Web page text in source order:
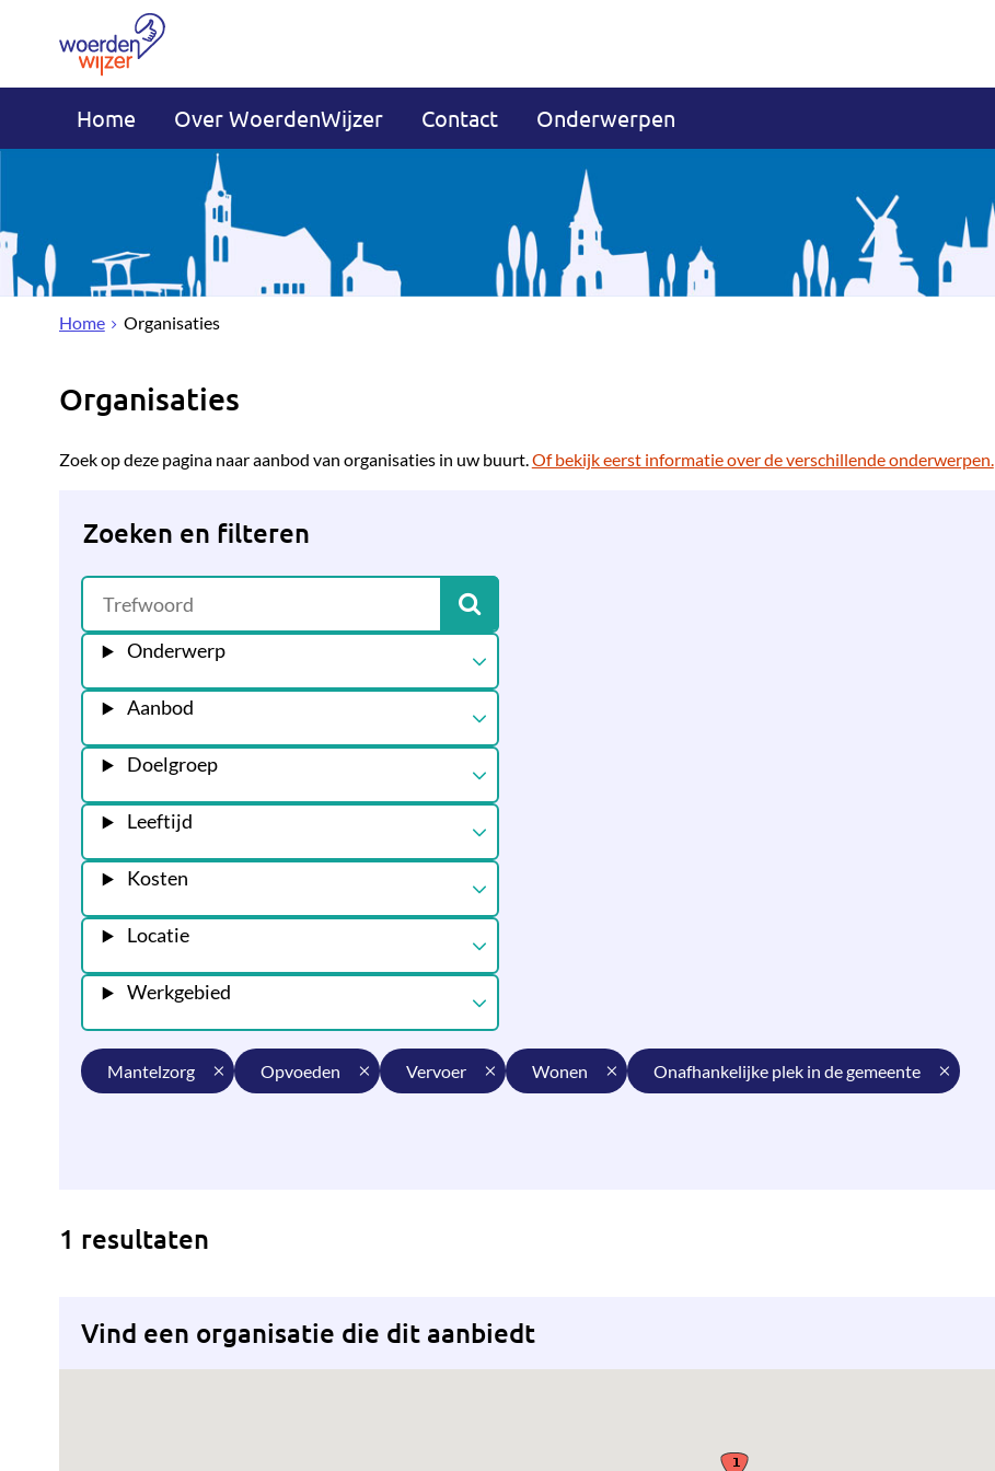
Home Over WoerdenWijzer Contact Onderwerpen
Home Organisaties
Organisaties
Zoek op deze pagina naar aanbod van organisaties in uw buurt.Of bekijk eerst informatie over de verschillende onderwerpen.
Zoeken en filteren
Onderwerp
Aanbod
Doelgroep
Leeftijd
Kosten
Locatie
Werkgebied
mantelzorg opvoeden vervoer wonen onafhankelijke plek in de gemeente
1 resultaten
Vind een organisatie die dit aanbiedt